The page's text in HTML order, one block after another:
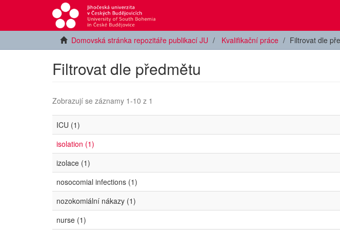
Domovská stránka repozitáře publikací JU Kvalifikační práce Filtrovat dle
Filtrovat dle předmětu
Zobrazují se záznamy 1-10 z 1
ICU (1)
isolation (1)
izolace (1)
nosocomial infections (1)
nozokomiální nákazy (1)
nurse (1)